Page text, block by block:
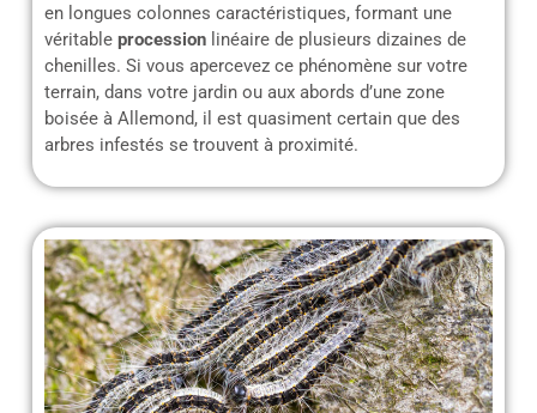
en longues colonnes caractéristiques, formant une
véritable procession linéaire de plusieurs dizaines de
chenilles. Si vous apercevez ce phénomène sur votre
terrain, dans votre jardin ou aux abords d’une zone
boisée à Allemond, il est quasiment certain que des
arbres infestés se trouvent à proximité.